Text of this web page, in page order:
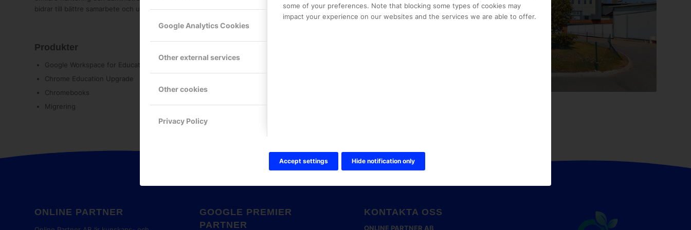
Google Analytics Cookies
Other external services
Other cookies
Privacy Policy
some of your preferences. Note that blocking some types of cookies may
impact your experience on our websites and the services we are able to offer.
Accept settings Hide notification only
bidrar till bättre samarbete och undervisning.
Produkter
Google Workspace for Education
Chrome Education Upgrade
Chromebooks
Migrering
ONLINE PARTNER
GOOGLE PREMIER
PARTNER
KONTAKTA OSS
ONLINE PARTNER AB